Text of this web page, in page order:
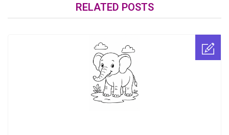
RELATED POSTS